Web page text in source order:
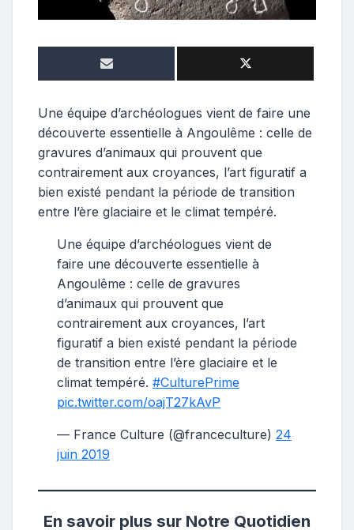
u
Une équipe d’archéologues vient de faire une
découverte essentielle à Angoulême : celle de
gravures d’animaux qui prouvent que
contrairement aux croyances, l’art figuratif a
bien existé pendant la période de transition
entre l’ère glaciaire et le climat tempéré.
Une équipe d’archéologues vient de
faire une découverte essentielle à
Angoulême : celle de gravures
d’animaux qui prouvent que
contrairement aux croyances, l’art
figuratif a bien existé pendant la période
de transition entre l’ère glaciaire et le
climat tempéré. #CulturePrime
pic.twitter.com/oajT27kAvP
— France Culture (@franceculture) 24
juin 2019
En savoir plus sur Notre Quotidien